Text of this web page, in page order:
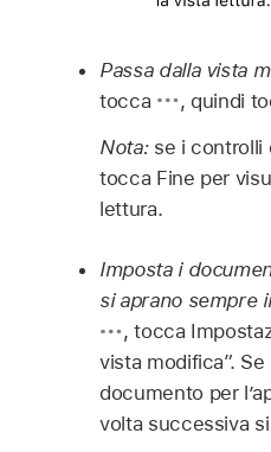
Passa dalla vista
tocca
, quindi
Nota: se i controlli
tocca Fine per
lettura.
Imposta i
si aprano sempre
,tocca
vista modifica”.
documento per
volta successiva